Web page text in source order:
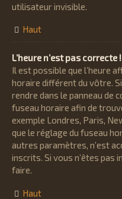
utilisateur invisible.
Haut
L’heure n’est pas correcte !
Il est possible que l’heure
horaire différent du vôtre.
rendre dans le panneau de
fuseau horaire afin de
exemple Londres, Paris,
que le réglage du fuseau
autres paramètres, n’est
inscrits. Si vous n’êtes pas
faire.
Haut